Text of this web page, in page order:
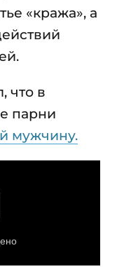
«кража», а
что в
парни
мужчину.